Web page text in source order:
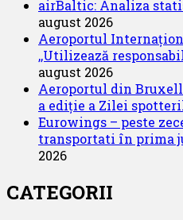
airBaltic: Analiza
august 2026
Aeroportul
,,Utilizează
august 2026
Aeroportul din
a ediție a Zilei
Eurowings – peste
transportati în prima
2026
CATEGORII